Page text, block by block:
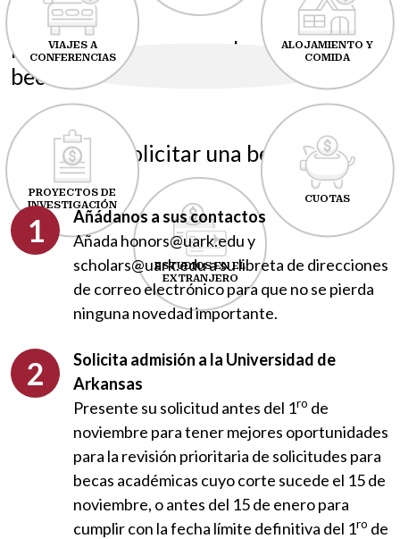
Formas en las que puede utilizar su
beca
ALOJAMIENTO Y
COMIDA
CUOTAS
ESTUDIOS EN EL
EXTRANJERO
PROYECTOS DE
INVESTIGACIÓN
VIAJES A
CONFERENCIAS
Pasos para solicitar una beca
meritoria
Añádanos a sus contactos
Añada honors@uark.edu y
scholars@uark.edu a su libreta de direcciones
de correo electrónico para que no se pierda
ninguna novedad importante.
Solicita admisión a la Universidad de
Arkansas
Presente su solicitud antes del 1ro de
noviembre para tener mejores oportunidades
para la revisión prioritaria de solicitudes para
becas académicas cuyo corte sucede el 15 de
noviembre, o antes del 15 de enero para
cumplir con la fecha límite definitiva del 1ro de